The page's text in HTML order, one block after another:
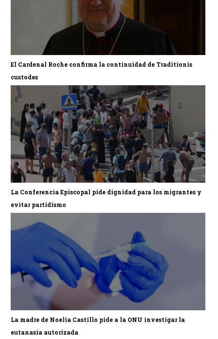
El Cardenal Roche confirma la continuidad de Traditionis
custodes
La Conferencia Episcopal pide dignidad para los migrantes y
evitar partidismo
La madre de Noelia Castillo pide a la ONU investigar la
eutanasia autorizada